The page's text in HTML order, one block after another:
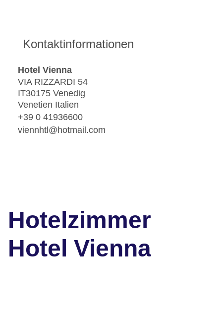
Kontaktinformationen
Hotel Vienna
VIA RIZZARDI 54
IT30175 Venedig
Venetien Italien
+39 0 41936600
viennhtl@hotmail.com
Hotelzimmer
Hotel Vienna